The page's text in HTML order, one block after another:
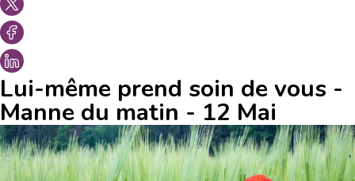
Lui-même prend soin de vous -
Manne du matin - 12 Mai